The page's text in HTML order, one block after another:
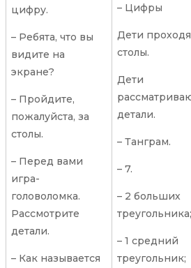
цифру.
– Ребята, что вы
видите на
экране?
– Пройдите,
пожалуйста, за
столы.
– Перед вами
игра-
головоломка.
Рассмотрите
детали.
– Как называется
– Цифры
Дети
столы.
Дети
детали.
– Танграм.
– 7.
– 2 больших
треугольника;
– 1 средний
треугольник;